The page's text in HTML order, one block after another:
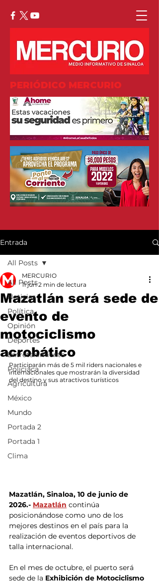
PERIÓDICO MERCURIO
Entrada
All Posts
Noticias
Política
Opinión
Deportes
Entretenimiento
Policiaca
Agricultura
México
Mundo
Portada 2
Portada 1
Clima
All Posts
Mazatlán será sede de
evento de
motociclismo
acrobático
MERCURIO
11 jun 2 min de lectura
Participarán más de 5 mil riders nacionales e
internacionales que mostrarán la diversidad
del destino y sus atractivos turísticos
Mazatlán, Sinaloa, 10 de junio de
2026.- Mazatlán continúa
posicionándose como uno de los
mejores destinos en el país para la
realización de eventos deportivos de
talla internacional.
En el mes de octubre, el puerto será
sede de la Exhibición de Motociclismo